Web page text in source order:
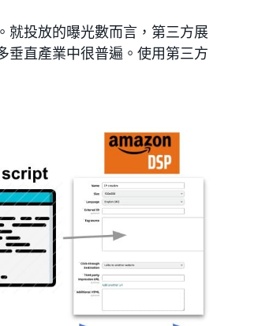
就投放的曝光數而言，第三方展
垂直產業中很普遍。使用第三方